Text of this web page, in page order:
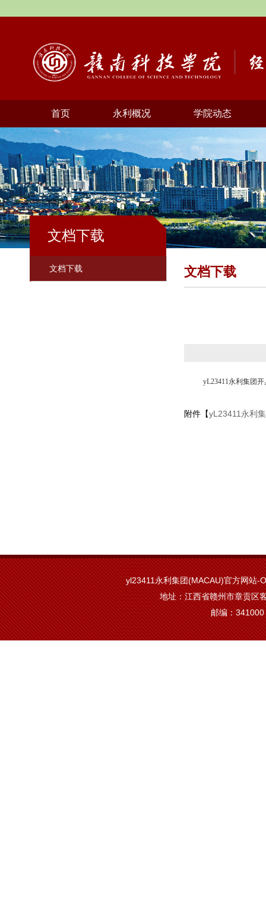
首页 永利概况 学院动态
文档下载
文档下载 文档下载
yL23411永利集团
附件【yL23411永利
yl23411永利集团(MACAU)官方网站-
地址：江西省赣州市章贡区
邮编：341000